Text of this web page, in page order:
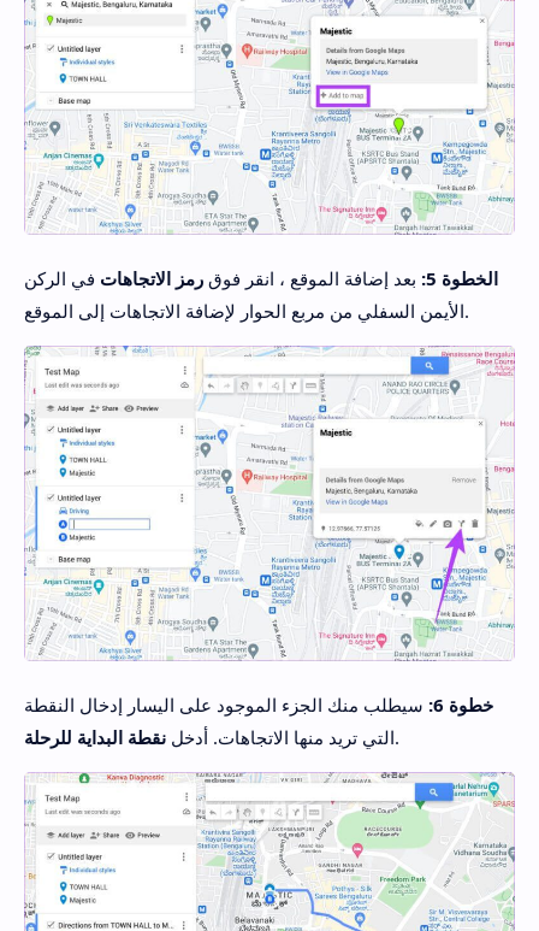
الخطوة 5: بعد إضافة الموقع ، انقر فوق رمز الاتجاهات في الركن
الأيمن السفلي من مربع الحوار لإضافة الاتجاهات إلى الموقع.
خطوة 6:
سيطلب منك الجزء الموجود على اليسار إدخال النقطة
التي تريد منها الاتجاهات. أدخل نقطة البداية للرحلة .